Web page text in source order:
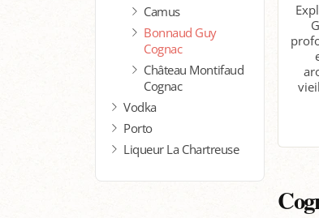
Camus
Bonnaud Guy
Cognac
Château Montifaud
Cognac
Vodka
Porto
Liqueur La Chartreuse